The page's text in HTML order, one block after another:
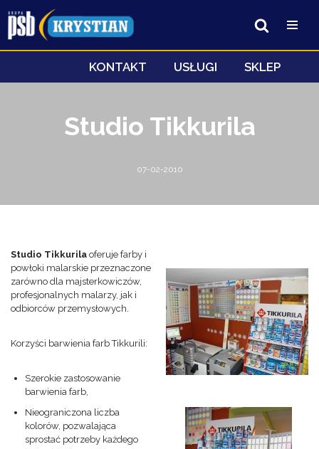
Przejdź
do
KONTAKT USŁUGI SKLEP
Studio Tikkurila
07-02-2010
Studio Tikkurila oferuje farby i
powłoki malarskie przeznaczone
zarówno dla majsterkowiczów,
profesjonalnych malarzy, jak i
odbiorców przemysłowych.
Korzyści barwienia farb Tikkurili:
Szerokie zastosowanie
barwienia farb,
Nieograniczona liczba
kolorów, pozwalająca
sprostać potrzeby każdego